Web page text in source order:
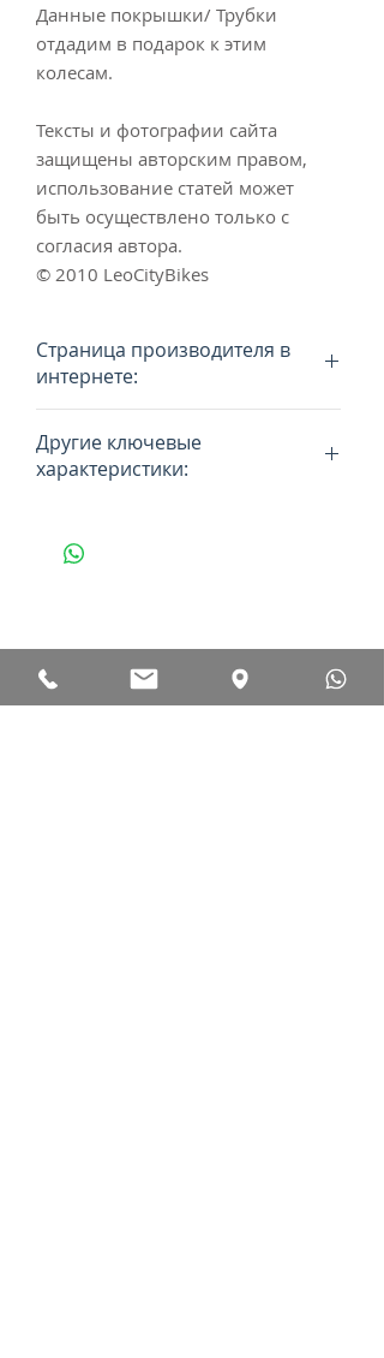
Данные покрышки/ Трубки
отдадим в подарок к этим
колесам.
Тексты и фотографии сайта
защищены авторским правом,
использование статей может
быть осуществлено только с
согласия автора.
© 2010 LeoCityBikes
Страница производителя в
интернете:
Другие ключевые
характеристики:
- Знаменитый бренд
проверенный десятилтиями